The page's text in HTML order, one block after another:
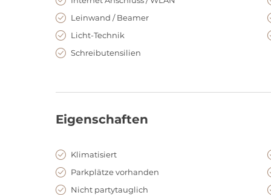
Leinwand / Beamer
Licht-Technik
Schreibutensilien
Eigenschaften
Klimatisiert
Parkplätze vorhanden
Nicht partytauglich